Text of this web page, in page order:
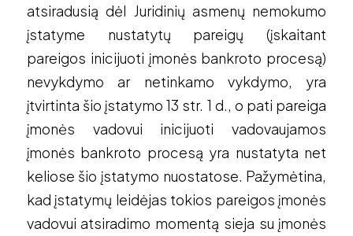
atsiradusią dėl Juridinių asmenų nemokumo
įstatyme nustatytų pareigų (įskaitant
pareigos inicijuoti įmonės bankroto procesą)
nevykdymo ar netinkamo vykdymo, yra
įtvirtinta šio įstatymo 13 str. 1 d., o pati pareiga
įmonės vadovui inicijuoti vadovaujamos
įmonės bankroto procesą yra nustatyta net
keliose šio įstatymo nuostatose. Pažymėtina,
kad įstatymų leidėjas tokios pareigos įmonės
vadovui atsiradimo momentą sieja su įmonės